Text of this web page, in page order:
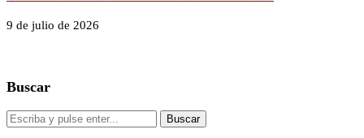
9 de julio de 2026
Buscar